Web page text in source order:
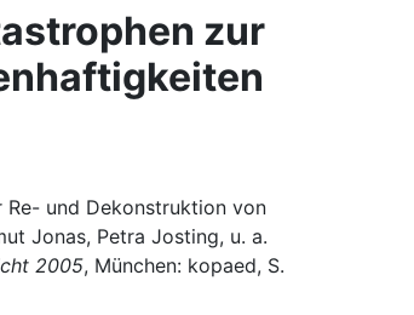
zur
Re- und Dekonstruktion von
Jonas, Petra Josting, u. a.
2005, München: kopaed, S.